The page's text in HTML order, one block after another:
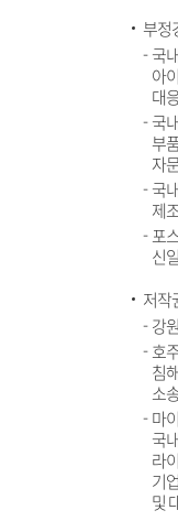
부정
국
아
대
국
부
자
국
제
포
신
저작
강
호
침
소
마
국
라
기
및